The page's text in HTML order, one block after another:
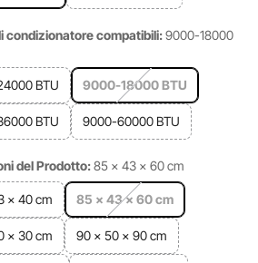
condizionatore compatibili: 9000-18000
BTU 9000-18000 BTU
BTU 9000-60000 BTU
del Prodotto: 85 x 43 x 60 cm
x 40 cm 85 x 43 x 60 cm
x 30 cm 90 x 50 x 90 cm